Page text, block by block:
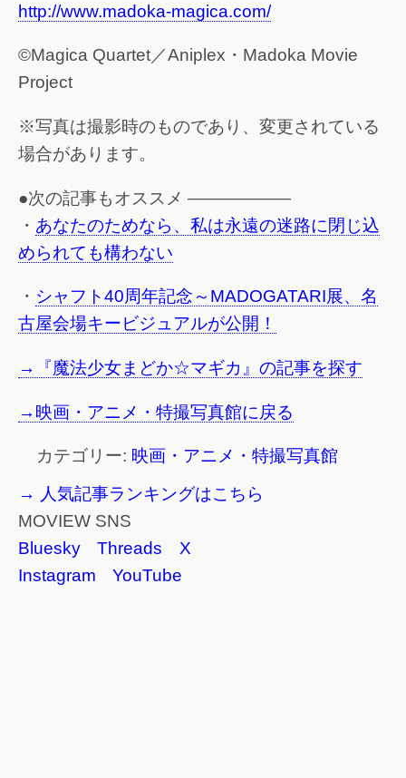
http://www.madoka-magica.com/
©Magica Quartet／Aniplex・Madoka Movie
Project
※写真は撮影時のものであり、変更されている
場合があります。
●次の記事もオススメ ——————
・ あなたのためなら、私は永遠の迷路に閉じ込
められても構わない
・ シャフト40周年記念～MADOGATARI展、名
古屋会場キービジュアルが公開！
→『魔法少女まどか☆マギカ』の記事を探す
→映画・アニメ・特撮写真館に戻る
カテゴリー: 映画・アニメ・特撮写真館
→ 人気記事ランキングはこちら
MOVIEW SNS
Bluesky
Threads
X
Instagram
YouTube